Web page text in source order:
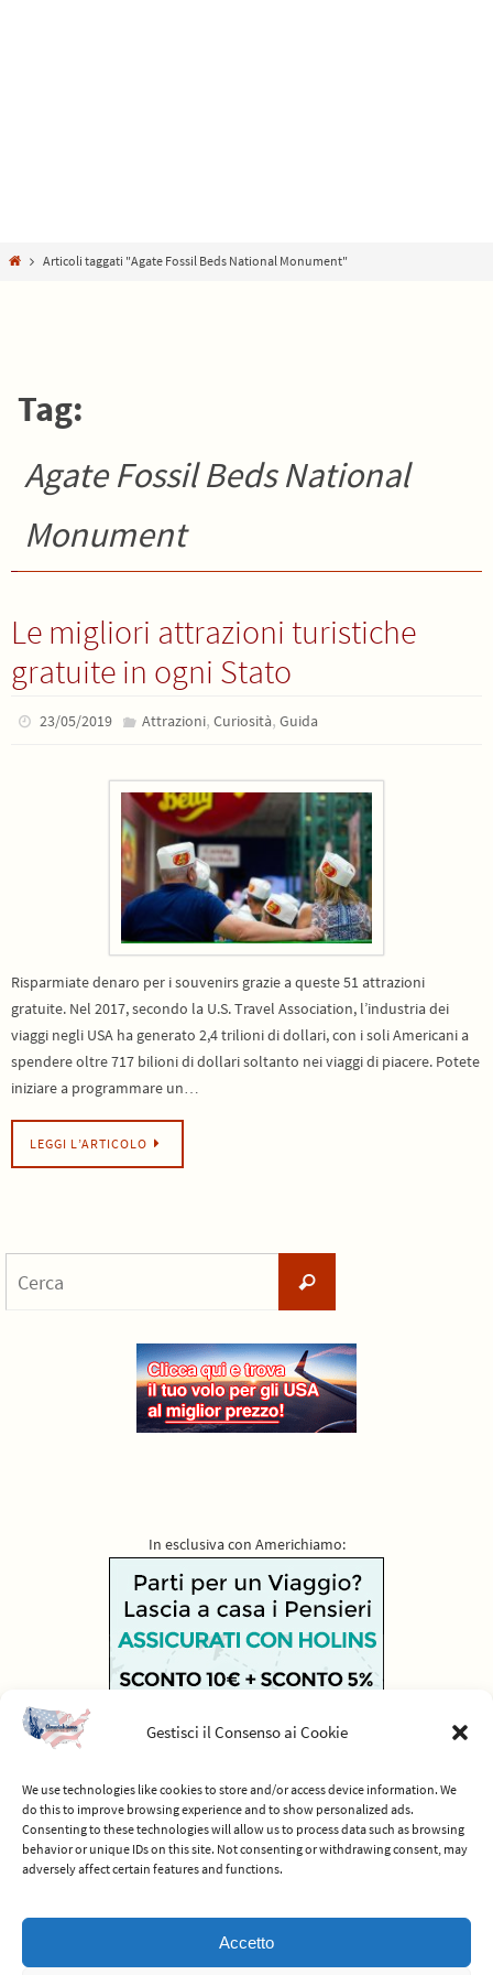
Gestisci il Consenso ai Cookie
We use technologies like cookies to store and/or access device information. We
do this to improve browsing experience and to show personalized ads.
Consenting to these technologies will allow us to process data such as browsing
behavior or unique IDs on this site. Not consenting or withdrawing consent, may
adversely affect certain features and functions.
Accetto
HomeArticoli taggati "Agate Fossil Beds National Monument"
Tag:
Agate Fossil Beds National
Monument
Le migliori attrazioni turistiche
gratuite in ogni Stato
23/05/2019 Attrazioni, Curiosità, Guida
Risparmiate denaro per i souvenirs grazie a queste 51 attrazioni
gratuite. Nel 2017, secondo la U.S. Travel Association, l’industria dei
viaggi negli USA ha generato 2,4 trilioni di dollari, con i soli Americani a
spendere oltre 717 bilioni di dollari soltanto nei viaggi di piacere. Potete
iniziare a programmare un…
LEGGI L’ARTICOLO
Cerca
In esclusiva con Americhiamo:
© 2012-2026 Americhiamo - Tutti i diritti riservati -
Termini e condizioni
del servizio